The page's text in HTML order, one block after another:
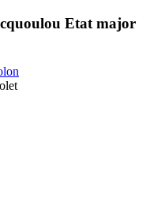
Etat major